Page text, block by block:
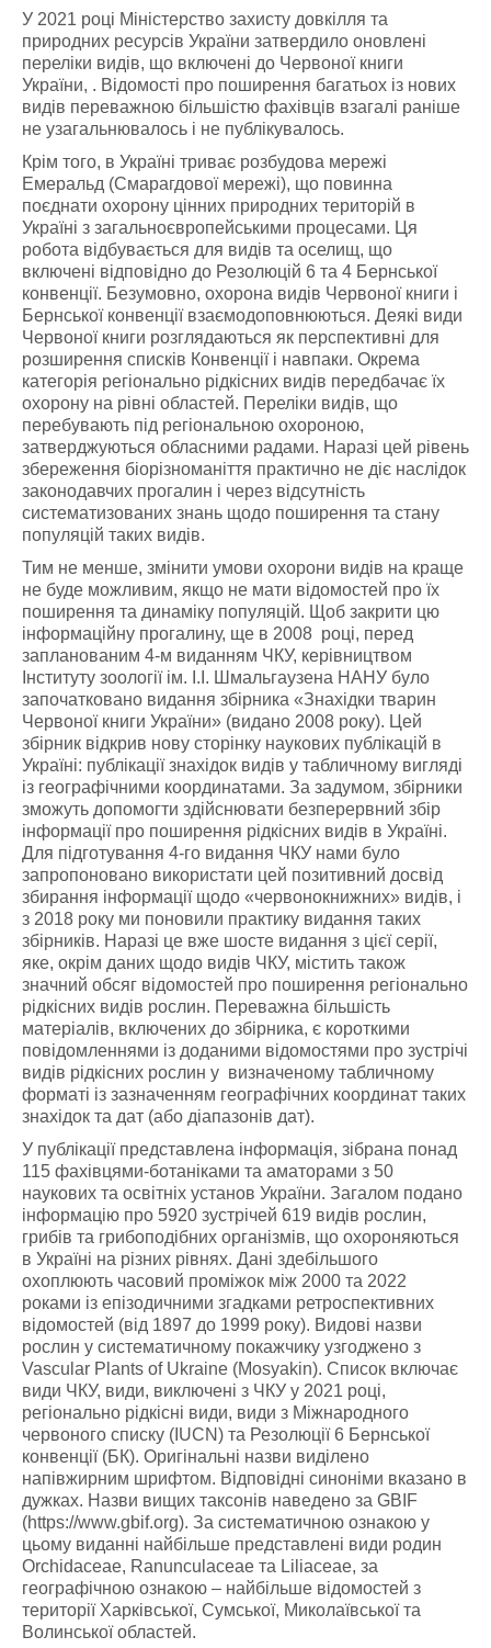
У 2021 році Міністерство захисту довкілля та
природних ресурсів України затвердило оновлені
переліки видів, що включені до Червоної книги
України, . Відомості про поширення багатьох із нових
видів переважною більшістю фахівців взагалі раніше
не узагальнювалось і не публікувалось.
Крім того, в Україні триває розбудова мережі
Емеральд (Смарагдової мережі), що повинна
поєднати охорону цінних природних територій в
Україні з загальноєвропейськими процесами. Ця
робота відбувається для видів та оселищ, що
включені відповідно до Резолюцій 6 та 4 Бернської
конвенції. Безумовно, охорона видів Червоної книги і
Бернської конвенції взаємодоповнюються. Деякі види
Червоної книги розглядаються як перспективні для
розширення списків Конвенції і навпаки. Окрема
категорія регіонально рідкісних видів передбачає їх
охорону на рівні областей. Переліки видів, що
перебувають під регіональною охороною,
затверджуються обласними радами. Наразі цей рівень
збереження біорізноманіття практично не діє наслідок
законодавчих прогалин і через відсутність
систематизованих знань щодо поширення та стану
популяцій таких видів.
Тим не менше, змінити умови охорони видів на краще
не буде можливим, якщо не мати відомостей про їх
поширення та динаміку популяцій. Щоб закрити цю
інформаційну прогалину, ще в 2008 році, перед
запланованим 4-м виданням ЧКУ, керівництвом
Інституту зоології ім. І.І. Шмальгаузена НАНУ було
започатковано видання збірника «Знахідки тварин
Червоної книги України» (видано 2008 року). Цей
збірник відкрив нову сторінку наукових публікацій в
Україні: публікації знахідок видів у табличному вигляді
із географічними координатами. За задумом, збірники
зможуть допомогти здійснювати безперервний збір
інформації про поширення рідкісних видів в Україні.
Для підготування 4-го видання ЧКУ нами було
запропоновано використати цей позитивний досвід
збирання інформації щодо «червонокнижних» видів, і
з 2018 року ми поновили практику видання таких
збірників. Наразі це вже шосте видання з цієї серії,
яке, окрім даних щодо видів ЧКУ, містить також
значний обсяг відомостей про поширення регіонально
рідкісних видів рослин. Переважна більшість
матеріалів, включених до збірника, є короткими
повідомленнями із доданими відомостями про зустрічі
видів рідкісних рослин у визначеному табличному
форматі із зазначенням географічних координат таких
знахідок та дат (або діапазонів дат).
У публікації представлена інформація, зібрана понад
115 фахівцями-ботаніками та аматорами з 50
наукових та освітніх установ України. Загалом подано
інформацію про 5920 зустрічей 619 видів рослин,
грибів та грибоподібних організмів, що охороняються
в Україні на різних рівнях. Дані здебільшого
охоплюють часовий проміжок між 2000 та 2022
роками із епізодичними згадками ретроспективних
відомостей (від 1897 до 1999 року). Видові назви
рослин у систематичному покажчику узгоджено з
Vascular Plants of Ukraine (Mosyakin). Список включає
види ЧКУ, види, виключені з ЧКУ у 2021 році,
регіонально рідкісні види, види з Міжнародного
червоного списку (IUCN) та Резолюції 6 Бернської
конвенції (БК). Оригінальні назви виділено
напівжирним шрифтом. Відповідні синоніми вказано в
дужках. Назви вищих таксонів наведено за GBIF
(https://www.gbif.org). За систематичною ознакою у
цьому виданні найбільше представлені види родин
Orchidaceae, Ranunculaceae та Liliaceae, за
географічною ознакою – найбільше відомостей з
території Харківської, Сумської, Миколаївської та
Волинської областей.